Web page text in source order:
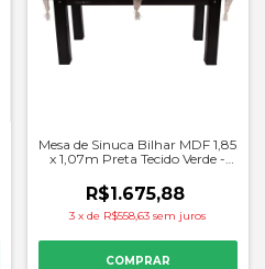
Mesa de Sinuca Bilhar MDF 1,85
x 1,07m Preta Tecido Verde -
R$1.675,88
3 xde R$558,63 sem juros